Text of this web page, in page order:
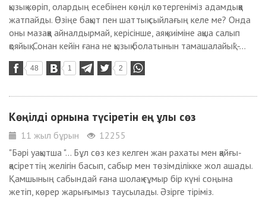
қызық көріп, олардың есебінен көңіл көтергеніміз адамдыққа
жатпайды. Өзіңе бақыт пен шаттық сыйлағың келе ме? Онда
оны мазаққа айналдырмай, керісінше, аяқ киіміне ақша салып
қояйық. Сонан кейін ғана не қызық болатынын тамашалайық" -...
48 1 2
Көңілді орнына түсіретін ең ұлы сөз
11 жыл бұрын
12255
"Бәрі уақытша "... Бұл сөз кез келген жан рахаты мен қайғы-
қасіреттің желігін басып, сабыр мен төзімділікке жол ашады.
Қамшының сабындай ғана шолақ ғұмыр бір күні соңына
жетіп, көрер жарығымыз таусылады. Әзірге тіріміз.